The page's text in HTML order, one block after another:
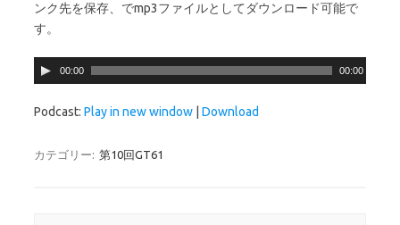
ンク先を保存、でmp3ファイルとしてダウンロード可能で
す。
音
声
プ
ー
00:00 00:00
Podcast: Play in new window Download
カテゴリー: 第10回GT61